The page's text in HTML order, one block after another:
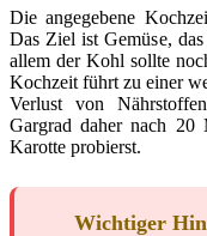
Die angegebene
Das Ziel ist Gemüse,
allem der Kohl sollte
Kochzeit führt zu einer
Verlust von
Gargrad daher nach
Karotte probierst.
Wichtiger